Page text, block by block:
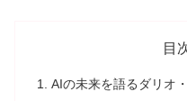
目
AIの未来を語るダリオ